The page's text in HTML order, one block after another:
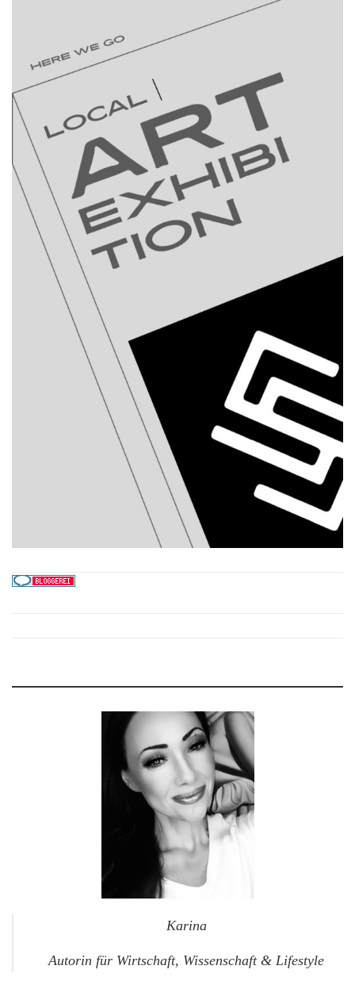
Karina
Autorin für Wirtschaft, Wissenschaft & Lifestyle